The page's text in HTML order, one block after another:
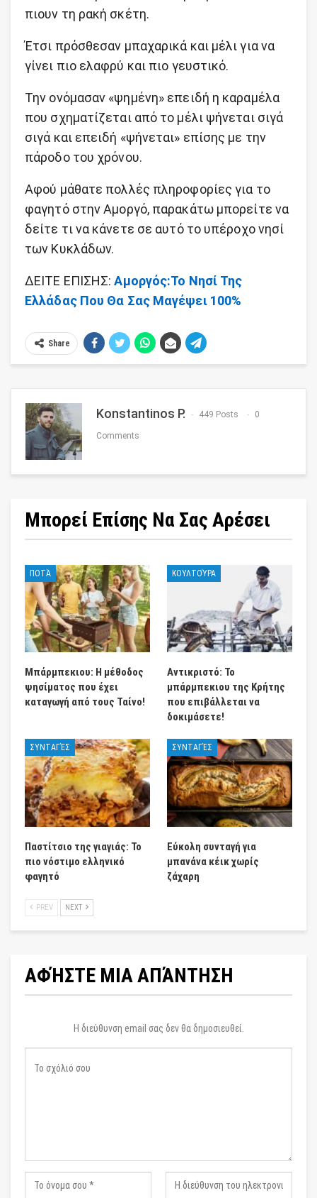
πιουν τη ρακή σκέτη.
Έτσι πρόσθεσαν μπαχαρικά και μέλι για να
γίνει πιο ελαφρύ και πιο γευστικό.
Την ονόμασαν «ψημένη» επειδή η καραμέλα
που σχηματίζεται από το μέλι ψήνεται σιγά
σιγά και επειδή «ψήνεται» επίσης με την
πάροδο του χρόνου.
Αφού μάθατε πολλές πληροφορίες για το
φαγητό στην Αμοργό, παρακάτω μπορείτε να
δείτε τι να κάνετε σε αυτό το υπέροχο νησί
των Κυκλάδων.
ΔΕΙΤΕ ΕΠΙΣΗΣ:Αμοργός:Το Νησί Της
Ελλάδας Που Θα Σας Μαγέψει 100%
Share
Konstantinos P. 449 Posts 0
Comments
Μπορεί Επίσης Να Σας Αρέσει
ΠΟΤΆ
Μπάρμπεκιου: Η μέθοδος
ψησίματος που έχει
καταγωγή από τους Ταίνο!
ΚΟΥΛΤΟΎΡΑ
Αντικριστό: Το
μπάρμπεκιου της Κρήτης
που επιβάλλεται να
δοκιμάσετε!
ΣΥΝΤΑΓΈΣ
Παστίτσιο της γιαγιάς: Το
πιο νόστιμο ελληνικό
φαγητό
ΣΥΝΤΑΓΈΣ
Εύκολη συνταγή για
μπανάνα κέικ χωρίς
ζάχαρη
PREV NEXT
ΑΦΉΣΤΕ ΜΙΑ ΑΠΆΝΤΗΣΗ
Η διεύθυνση email σας δεν θα δημοσιευθεί.